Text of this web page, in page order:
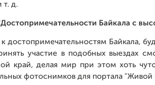
т. д.
Байкала с
достопримечательностям Байкала,
участие в подобных выездах
край, делая мир при этом хоть
фотоснимков для портала "Живой